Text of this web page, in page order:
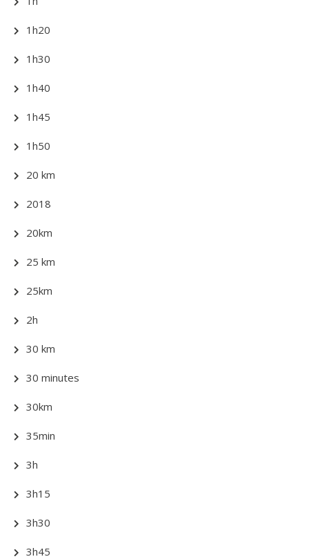
1h20
1h30
1h40
1h45
1h50
20 km
2018
20km
25 km
25km
2h
30 km
30 minutes
30km
35min
3h
3h15
3h30
3h45